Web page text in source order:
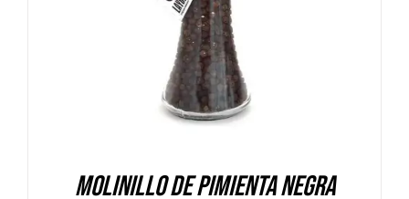
Molinillo de Pimienta Negra